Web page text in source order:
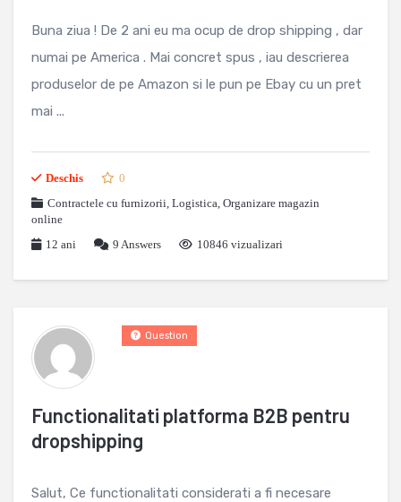
Buna ziua ! De 2 ani eu ma ocup de drop shipping , dar
numai pe America . Mai concret spus , iau descrierea
produselor de pe Amazon si le pun pe Ebay cu un pret
mai ...
Deschis
0
Contractele cu furnizorii, Logistica, Organizare magazin
online
12 ani
9 Answers 10846 vizualizari
Functionalitati platforma B2B pentru
dropshipping
Question
Salut, Ce functionalitati considerati a fi necesare